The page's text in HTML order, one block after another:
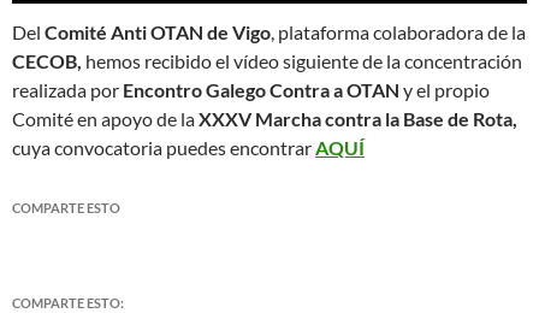
Del Comité Anti OTAN de Vigo, plataforma colaboradora de la
CECOB, hemos recibido el vídeo siguiente de la concentración
realizada por Encontro Galego Contra a OTAN y el propio
Comité en apoyo de laXXXV Marcha contra la Base de Rota,
cuya convocatoria puedes encontrarAQUÍ
COMPARTE ESTO
COMPARTE ESTO: